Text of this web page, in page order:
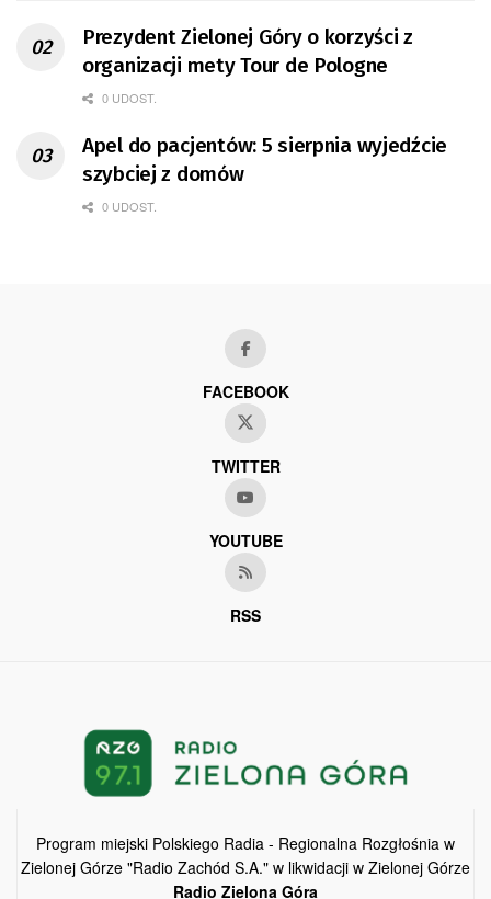
Prezydent Zielonej Góry o korzyści z
organizacji mety Tour de Pologne
0 UDOST.
Apel do pacjentów: 5 sierpnia wyjedźcie
szybciej z domów
0 UDOST.
FACEBOOK
TWITTER
YOUTUBE
RSS
Program miejski Polskiego Radia - Regionalna Rozgłośnia w
Zielonej Górze "Radio Zachód S.A." w likwidacji w Zielonej Górze
Radio Zielona Góra